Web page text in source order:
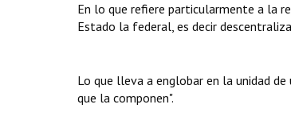
En lo que refiere particularmente a la
Estado la federal, es decir
Lo que lleva a englobar en la unidad
que la componen".